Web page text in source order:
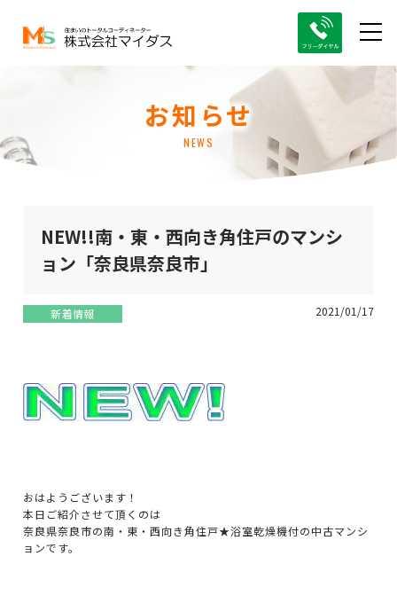
お知らせ
NEWS
NEW!!南・東・西向き角住戸のマンシ
ョン「奈良県奈良市」
新着情報 2021/01/17
おはようございます！
本日ご紹介させて頂くのは
奈良県奈良市の南・東・西向き角住戸★浴室乾燥機付の中古マンシ
ョンです。